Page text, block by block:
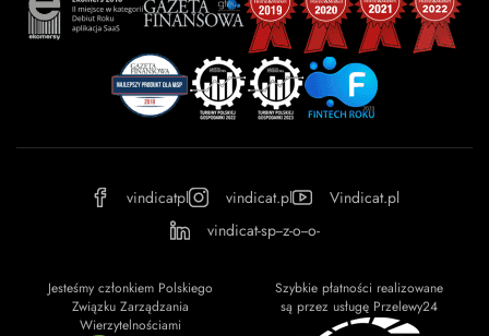
vindicatpl vindicat.pl
Vindicat.pl
vindicat-sp--z-o--o-
Jesteśmy członkiem Polskiego
Związku Zarządzania
Wierzytelnościami
Szybkie płatności realizowane
są przez usługę Przelewy24